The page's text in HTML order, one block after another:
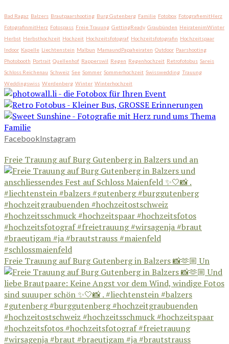
Bad Ragaz Balzers Brautpaarshooting Burg Gutenberg Familie Fotobox FotografiemitHerz
FotografinmitHerz Fotospass Freie Trauung GettingReady Graubünden HeiratenimWinter
Herbst Herbsthochzeit Hochzeit Hochzeitsfotograf Hochzeitsfotografin Hochzeitspaar
Indoor Kapelle Liechtenstein Malbun MamaundPapaheiraten Outdoor Paarshooting
Photobooth Portrait Quellenhof Rapperswil Regen Regenhochzeit Retrofotobus Sareis
Schloss Reichenau Schweiz See Sommer Sommerhochzeit Swisswedding Trauung
Weddingswiss Werdenberg Winter Winterhochzeit
FacebookInstagram
Freie Trauung auf Burg Gutenberg in Balzers und an
Freie Trauung auf Burg Gutenberg in Balzers 📸🫶🏼 Un